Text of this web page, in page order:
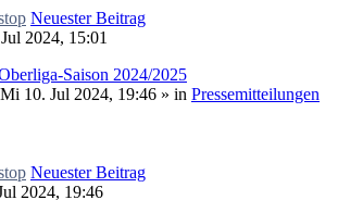
Neuester Beitrag
2024, 15:01
Saison 2024/2025
10. Jul 2024, 19:46 » in Pressemitteilungen
Neuester Beitrag
2024, 19:46